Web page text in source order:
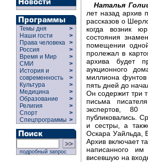
Темы дня
>
Наши гости
>
Права человека >
Россия
>
Время и Мир
>
СМИ
>
История и
современность
>
>
Культура
>
Медицина
>
Образование
>
Религия
>
Спорт
>
Спецпрограммы >
подробный запрос
Наталья
лет назад архив
рассказов о
когда возник
состояния
помещении
пролежал в
архива будет
аукционного
миллиона
пять дней до
Он содержит три
письма
экспертов, 80
публиковались.
и сестры, а
Оскара Уайльда,
Архив включает
написанного
висевшую на